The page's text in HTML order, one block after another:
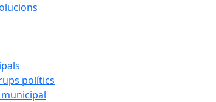
polítics